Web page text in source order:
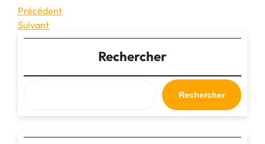
Navigation
de
Article
précédent
Précédent
Article
suivant
Suivant
Rechercher
Rechercher